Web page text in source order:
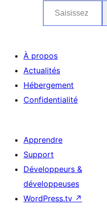
À propos
Actualités
Hébergement
Confidentialité
Apprendre
Support
Développeurs &
développeuses
WordPress.tv ↗